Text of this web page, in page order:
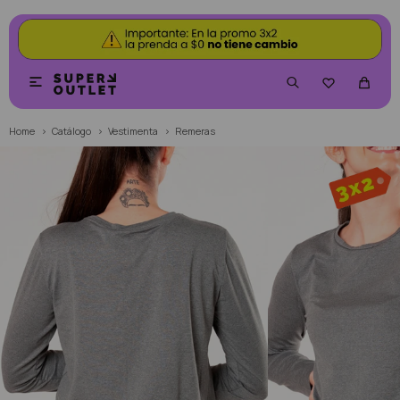


Home Catálogo Vestimenta Remeras